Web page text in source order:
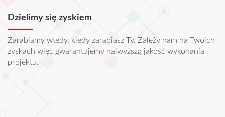
Dzielimy się zyskiem
Zarabiamy wtedy, kiedy zarabiasz Ty. Zależy nam na Twoich
zyskach więc gwarantujemy najwyższą jakość wykonania
projektu.